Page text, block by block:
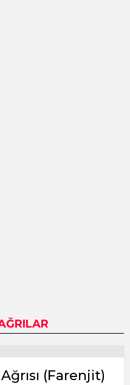
(Farenjit)